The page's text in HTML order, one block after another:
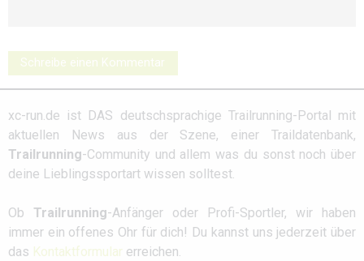
Schreibe einen Kommentar
xc-run.de ist DAS deutschsprachige Trailrunning-Portal mit
aktuellen News aus der Szene, einer Traildatenbank,
Trailrunning-Community und allem was du sonst noch über
deine Lieblingssportart wissen solltest.
Ob Trailrunning-Anfänger oder Profi-Sportler, wir haben
immer ein offenes Ohr für dich! Du kannst uns jederzeit über
das Kontaktformular erreichen.